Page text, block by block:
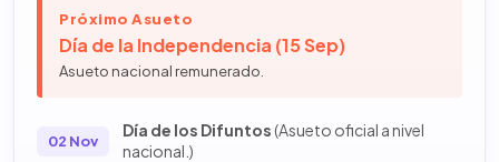
Próximo Asueto
Día de la Independencia (15 Sep)
Asueto nacional remunerado.
02 Nov
Día de los Difuntos(Asueto oficial a nivel
nacional.)